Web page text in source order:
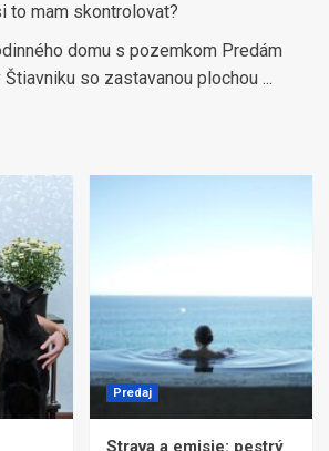
to mam skontrolovat?
domu s pozemkom Predám
so zastavanou plochou ...
Predaj
Strava a emisie: pestrý